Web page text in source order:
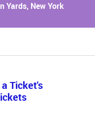
Yards, New York
Ticket's